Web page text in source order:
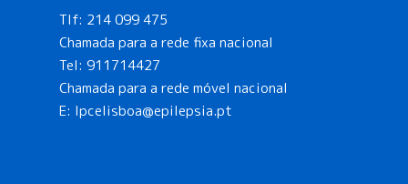
Tlf: 214 099 475
Chamada para a rede fixa nacional
Tel: 911714427
Chamada para a rede móvel nacional
E: lpcelisboa@epilepsia.pt